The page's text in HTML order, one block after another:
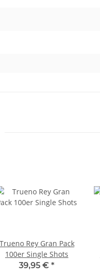
Trueno Rey Gran Pack
100er Single Shots
39,95 € *